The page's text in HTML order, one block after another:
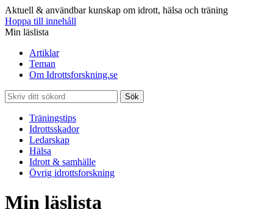
Aktuell & användbar kunskap om idrott, hälsa och träning
Hoppa till innehåll
Min läslista
Artiklar
Teman
Om Idrottsforskning.se
Sök
Träningstips
Idrottsskador
Ledarskap
Hälsa
Idrott & samhälle
Övrig idrottsforskning
Min läslista